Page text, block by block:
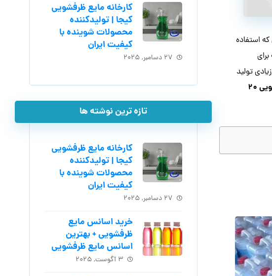
استفاده
تولید
خرید عمده مایع دستشویی ۲۰
کارخانه مایع ظرفشویی
کیجا | تولیدکننده
محصولات شوینده با
کیفیت ایران
۲۷ دسامبر, ۲۰۲۵
تازه ترین نوشته ها
کارخانه مایع ظرفشویی
کیجا | تولیدکننده
محصولات شوینده با
کیفیت ایران
۲۷ دسامبر, ۲۰۲۵
خرید اسانس مایع
ظرفشویی + بهترین
اسانس مایع ظرفشویی
۳ آگوست, ۲۰۲۵